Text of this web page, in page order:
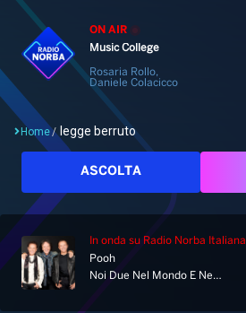
ON AIR
Music College
Rosaria Rollo,
Daniele Colacicco
Home
Home/ legge berruto
ASCOLTA
In onda su Radio Norba Italiana
Pooh
Noi Due Nel Mondo E Nell'anima